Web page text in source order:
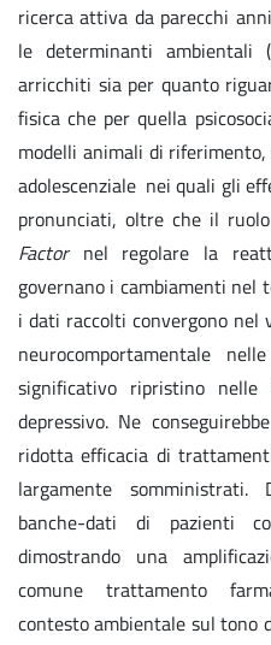
ricerca attiva da parecchi
le determinanti
arricchiti sia per quanto
fisica che per quella
modelli animali di
adolescenziale nei quali gli
pronunciati, oltre che il
Factor nel regolare la
governano i cambiamenti nel
i dati raccolti convergono
neurocomportamentale
significativo ripristino
depressivo. Ne
ridotta efficacia di
largamente
banche-dati di pazienti
dimostrando una
comune trattamento
contesto ambientale sul tono